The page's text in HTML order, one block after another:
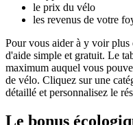
le prix du vélo
les revenus de votre
Pour vous aider à y voir plus
d'aide simple et gratuit. Le
maximum auquel vous
de vélo. Cliquez sur une
détaillé et personnalisez le
Le bonus